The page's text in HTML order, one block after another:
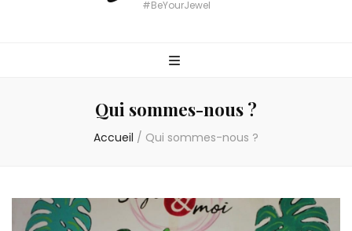
#BeYourJewel
Qui sommes-nous ?
Accueil / Qui sommes-nous ?